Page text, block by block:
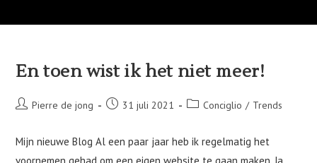
En toen wist ik het niet meer!
BerichtPierre de jong
Bericht31 juli 2021 Berichtcategorie:
Conciglio / Trends
Mijn nieuwe Blog Al een paar jaar heb ik regelmatig het